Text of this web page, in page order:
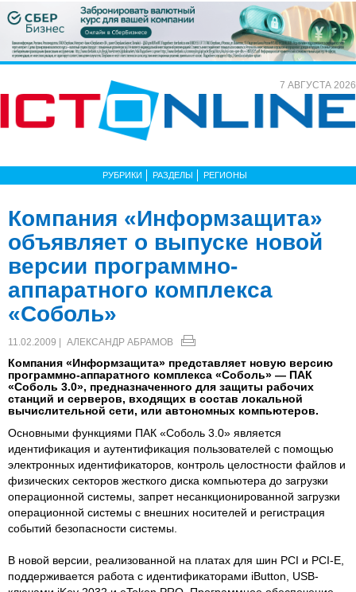
7 АВГУСТА 2026
РУБРИКИ РАЗДЕЛЫ РЕГИОНЫ
Компания «Информзащита»
объявляет о выпуске новой
версии программно-
аппаратного комплекса
«Соболь»
11.02.2009 | АЛЕКСАНДР АБРАМОВ
Компания «Информзащита» представляет новую версию
программно-аппаратного комплекса «Соболь» — ПАК
«Соболь 3.0», предназначенного для защиты рабочих
станций и серверов, входящих в состав локальной
вычислительной сети, или автономных компьютеров.
Основными функциями ПАК «Соболь 3.0» является
идентификация и аутентификация пользователей с помощью
электронных идентификаторов, контроль целостности файлов и
физических секторов жесткого диска компьютера до загрузки
операционной системы, запрет несанкционированной загрузки
операционной системы с внешних носителей и регистрация
событий безопасности системы.
В новой версии, реализованной на платах для шин PCI и PCI-E,
поддерживается работа с идентификаторами iButton, USB-